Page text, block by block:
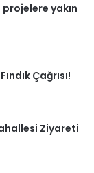
projelere yakın
Çağrısı!
Ziyareti